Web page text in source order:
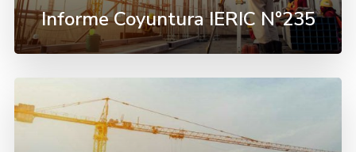
Informe Coyuntura IERIC N°235